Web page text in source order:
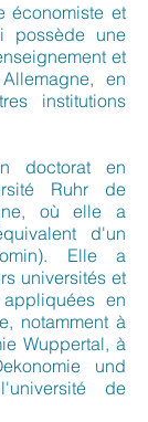
économiste et
possède une
et
en
institutions
doctorat en
Ruhr de
où elle a
d'un
Elle a
universités et
en
notamment à
Wuppertal, à
und
de